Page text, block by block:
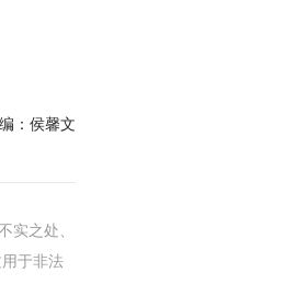
： 侯馨文
实之处、
于非法